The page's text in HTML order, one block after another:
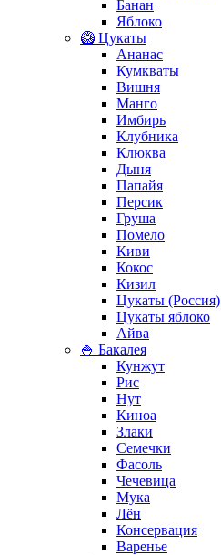
Банан
Яблоко
🥝 Цукаты
Ананас
Кумкваты
Вишня
Манго
Имбирь
Клубника
Клюква
Дыня
Папайя
Персик
Груша
Помело
Киви
Кокос
Кизил
Цукаты (Россия)
Цукаты яблоко
Айва
🍚 Бакалея
Кунжут
Рис
Нут
Киноа
Злаки
Семечки
Фасоль
Чечевица
Мука
Лён
Консервация
Варенье